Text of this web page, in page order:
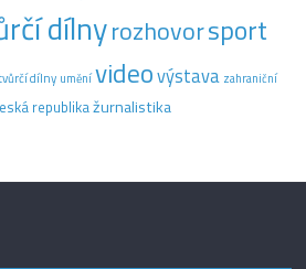
dílnyrozhovorsport
dílny uměnívideovýstava zahraniční
republikažurnalistika